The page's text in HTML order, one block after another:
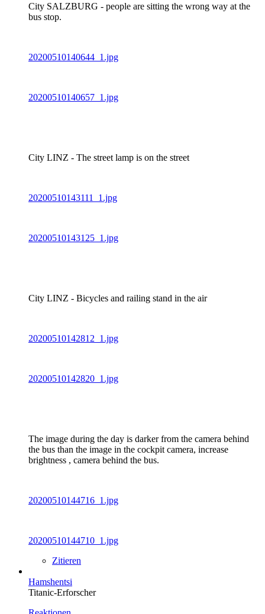
City SALZBURG - people are sitting the wrong way at the
bus stop.
20200510140644_1.jpg
20200510140657_1.jpg
City LINZ - The street lamp is on the street
20200510143111_1.jpg
20200510143125_1.jpg
City LINZ - Bicycles and railing stand in the air
20200510142812_1.jpg
20200510142820_1.jpg
The image during the day is darker from the camera behind
the bus than the image in the cockpit camera, increase
brightness , camera behind the bus.
20200510144716_1.jpg
20200510144710_1.jpg
Zitieren
Hamshentsi
Titanic-Erforscher